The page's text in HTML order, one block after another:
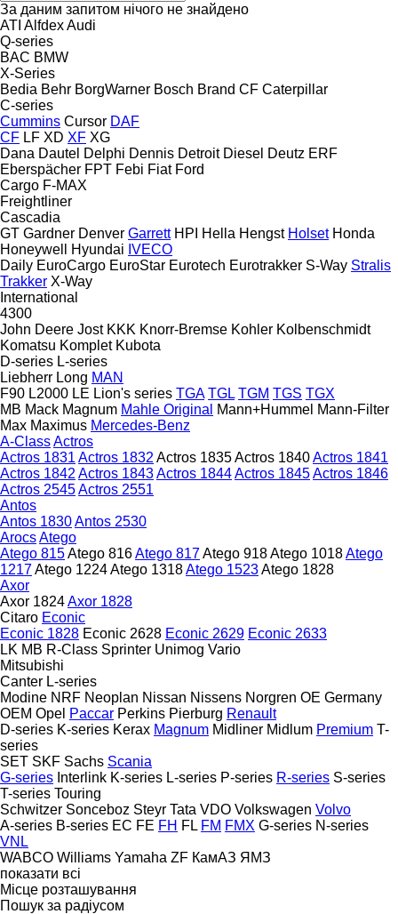
За даним запитом нічого не знайдено
ATI AlfdexAudi
Q-series
BAC BMW
X-Series
Bedia Behr BorgWarner Bosch Brand CF Caterpillar
C-series
Cummins Cursor DAF
CF LF XD XF XG
Dana Dautel Delphi Dennis Detroit Diesel Deutz ERF
Eberspächer FPT Febi Fiat Ford
Cargo F-MAX
Freightliner
Cascadia
GT Gardner Denver Garrett HPI Hella Hengst Holset Honda
Honeywell
Hyundai IVECO
Daily EuroCargo EuroStar Eurotech Eurotrakker S-Way Stralis
Trakker X-Way
International
4300
John Deere Jost KKK Knorr-Bremse Kohler Kolbenschmidt
Komatsu Komplet Kubota
D-series L-series
Liebherr Long MAN
F90 L2000 LE Lion's series TGA TGL TGM TGS TGX
MB Mack Magnum Mahle Original Mann+Hummel Mann-Filter
Max Maximus Mercedes-Benz
A-ClassActros
Actros 1831 Actros 1832 Actros 1835Actros 1840Actros 1841
Actros 1842 Actros 1843Actros 1844Actros 1845Actros 1846
Actros 2545Actros 2551
Antos
Antos 1830Antos 2530
ArocsAtego
Atego 815Atego 816Atego 817Atego 918Atego 1018Atego
1217Atego 1224Atego 1318Atego 1523Atego 1828
Axor
Axor 1824Axor 1828
Citaro Econic
Econic 1828 Econic 2628 Econic 2629 Econic 2633
LK MB R-Class Sprinter Unimog Vario
Mitsubishi
Canter L-series
Modine NRF Neoplan Nissan Nissens Norgren OE Germany
OEM Opel Paccar Perkins Pierburg Renault
D-series K-series Kerax Magnum Midliner Midlum Premium T-
series
SET SKF Sachs Scania
G-series Interlink K-series L-series P-series R-series S-series
T-series Touring
Schwitzer Sonceboz Steyr Tata VDO Volkswagen Volvo
A-series B-series EC FE FH FL FM FMX G-series N-series
VNL
WABCO Williams Yamaha ZF КамАЗ ЯМЗ
показати всі
Місце розташування
Пошук за радіусом